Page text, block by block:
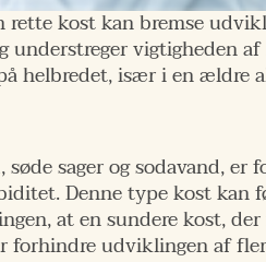
kost kan bremse
vigtigheden
helbredet, især i en ældre
sager og sodavand,
Denne type kost
at en sundere kost,
forhindre udviklingen af